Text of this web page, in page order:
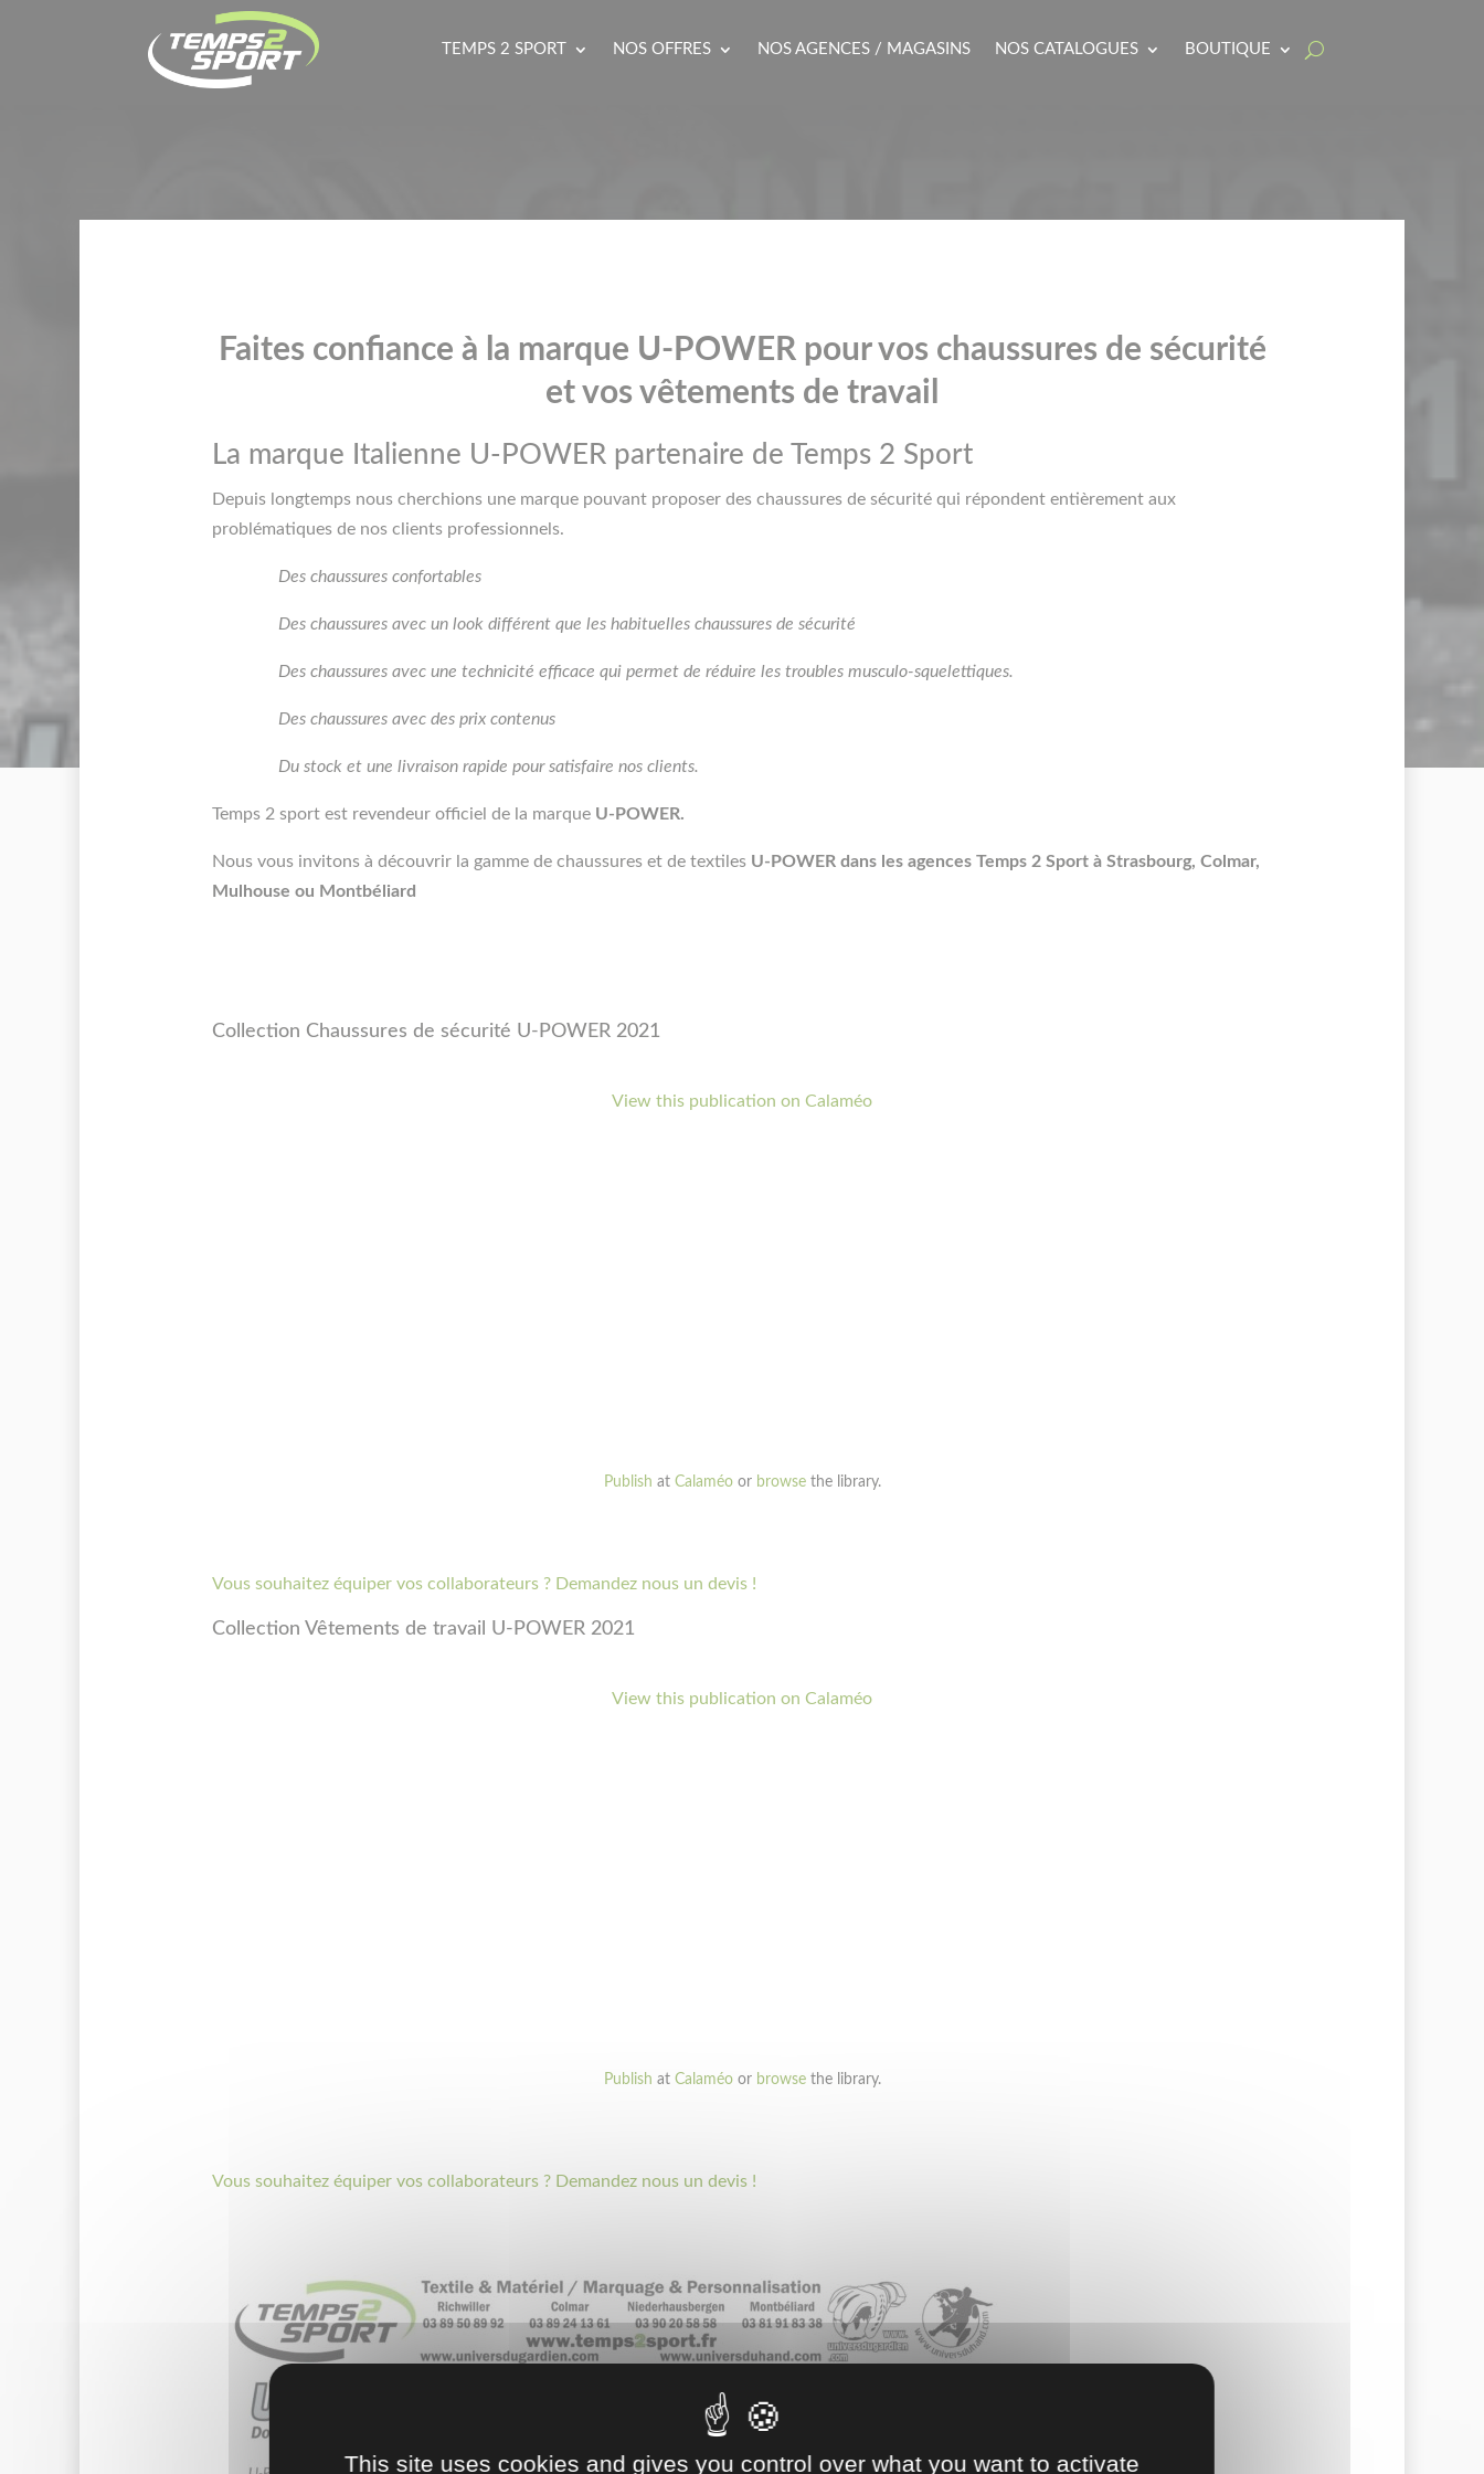
TEMPS 2 SPORT NOS OFFRES NOS AGENCES / MAGASINS NOS CATALOGUES BOUTIQUE
Faites confiance à la marque U-POWER pour vos chaussures de sécurité
et vos vêtements de travail
La marque Italienne U-POWER partenaire de Temps 2 Sport
Depuis longtemps nous cherchions une marque pouvant proposer des chaussures de sécurité qui répondent entièrement aux
problématiques de nos clients professionnels.
Des chaussures confortables
Des chaussures avec un look différent que les habituelles chaussures de sécurité
Des chaussures avec une technicité efficace qui permet de réduire les troubles musculo-squelettiques.
Des chaussures avec des prix contenus
Du stock et une livraison rapide pour satisfaire nos clients.
Temps 2 sport est revendeur officiel de la marque U-POWER.
Nous vous invitons à découvrir la gamme de chaussures et de textiles U-POWER dans les agences Temps 2 Sport à Strasbourg, Colmar,
Mulhouse ou Montbéliard
Collection Chaussures de sécurité U-POWER 2021
View this publication on Calaméo
Publish at Calaméoor browsethe library.
Vous souhaitez équiper vos collaborateurs ? Demandez nous un devis !
Collection Vêtements de travail U-POWER 2021
View this publication on Calaméo
Publish at Calaméoor browsethe library.
Vous souhaitez équiper vos collaborateurs ? Demandez nous un devis !
This site uses cookies and gives you control over what you want to activate